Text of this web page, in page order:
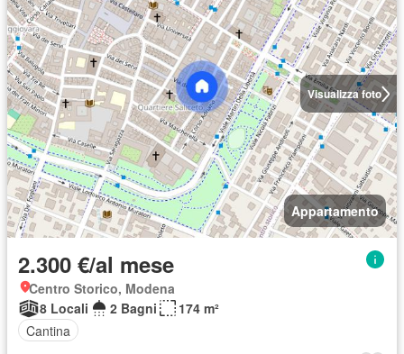
Visualizza foto
Appartamento
2.300 €/al mese
Centro Storico, Modena
8 Locali
2 Bagni
174 m²
Cantina